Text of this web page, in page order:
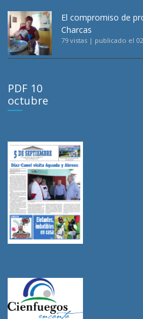
El compromiso de
Charcas
79 vistas | publicado el
PDF 10
octubre